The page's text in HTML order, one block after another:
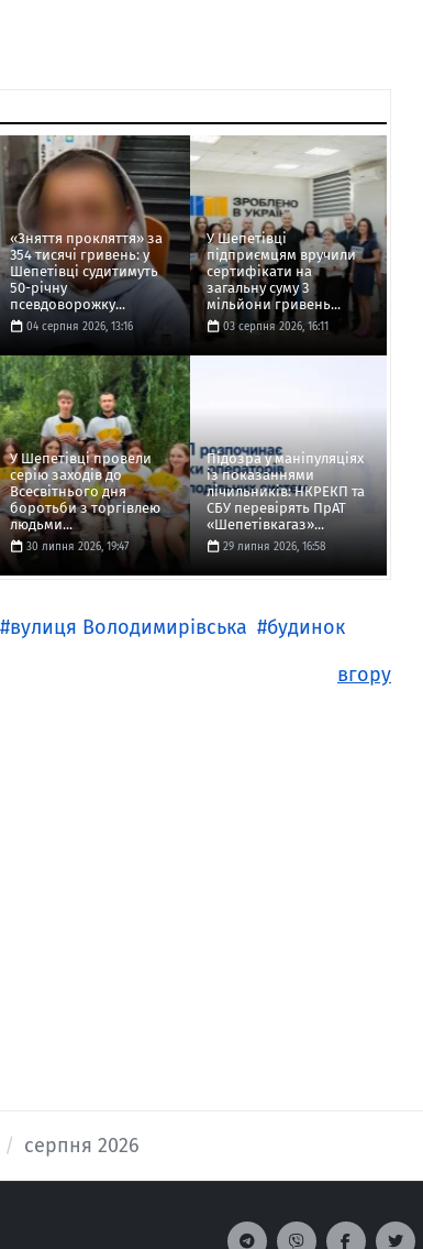
«Зняття прокляття» за
354 тисячі гривень: у
Шепетівці судитимуть
50-річну
псевдоворожку...
04 серпня 2026, 13:16
У Шепетівці
підприємцям вручили
сертифікати на
загальну суму 3
мільйони гривень...
03 серпня 2026, 16:11
У Шепетівці провели
серію заходів до
Всесвітнього дня
боротьби з торгівлею
людьми...
30 липня 2026, 19:47
Підозра у маніпуляціях
із показаннями
лічильників: НКРЕКП та
СБУ перевірять ПрАТ
«Шепетівкагаз»...
29 липня 2026, 16:58
вулиця Володимирівська
будинок
вгору
серпня 2026